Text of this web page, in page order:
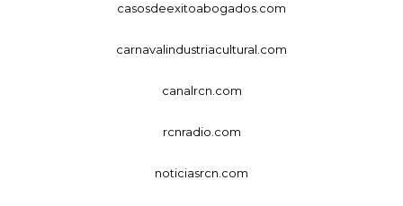
casosdeexitoabogados.com
carnavalindustriacultural.com
canalrcn.com
rcnradio.com
noticiasrcn.com